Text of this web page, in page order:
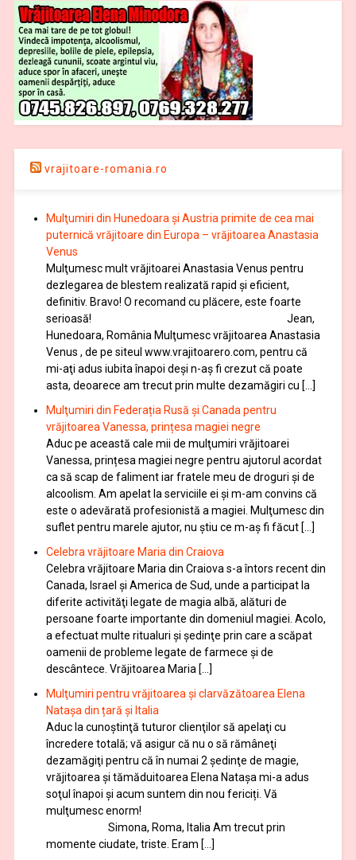
vrajitoare-romania.ro
Mulţumiri din Hunedoara și Austria primite de cea mai
puternică vrăjitoare din Europa – vrăjitoarea Anastasia
Venus
Mulţumesc mult vrăjitoarei Anastasia Venus pentru
dezlegarea de blestem realizată rapid și eficient,
definitiv. Bravo! O recomand cu plăcere, este foarte
serioasă! Jean,
Hunedoara, România Mulţumesc vrăjitoarea Anastasia
Venus , de pe siteul www.vrajitoarero.com, pentru că
mi-aţi adus iubita înapoi deşi n-aş fi crezut că poate
asta, deoarece am trecut prin multe dezamăgiri cu […]
Mulţumiri din Federația Rusă și Canada pentru
vrăjitoarea Vanessa, prințesa magiei negre
Aduc pe această cale mii de mulţumiri vrăjitoarei
Vanessa, prințesa magiei negre pentru ajutorul acordat
ca să scap de faliment iar fratele meu de droguri și de
alcoolism. Am apelat la serviciile ei şi m-am convins că
este o adevărată profesionistă a magiei. Mulţumesc din
suflet pentru marele ajutor, nu știu ce m-aș fi făcut […]
Celebra vrăjitoare Maria din Craiova
Celebra vrăjitoare Maria din Craiova s-a întors recent din
Canada, Israel şi America de Sud, unde a participat la
diferite activităţi legate de magia albă, alături de
persoane foarte importante din domeniul magiei. Acolo,
a efectuat multe ritualuri şi şedinţe prin care a scăpat
oamenii de probleme legate de farmece şi de
descântece. Vrăjitoarea Maria […]
Mulţumiri pentru vrăjitoarea și clarvăzătoarea Elena
Natașa din țară și Italia
Aduc la cunoştinţă tuturor clienţilor să apelaţi cu
încredere totală; vă asigur că nu o să rămâneţi
dezamăgiţi pentru că în numai 2 şedinţe de magie,
vrăjitoarea și tămăduitoarea Elena Natașa mi-a adus
soţul înapoi și acum suntem din nou fericiți. Vă
mulţumesc enorm!
Simona, Roma, Italia Am trecut prin
momente ciudate, triste. Eram […]